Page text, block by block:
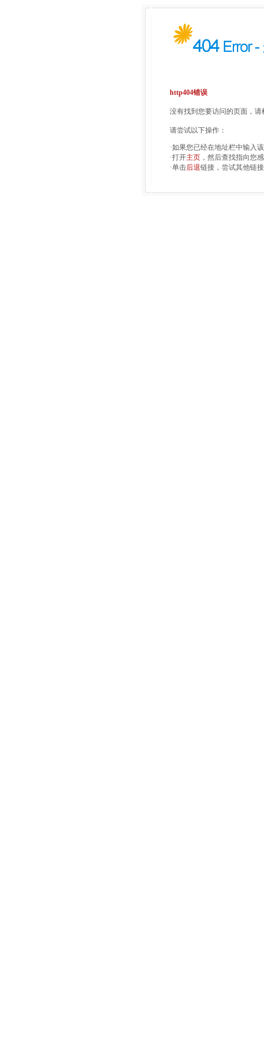
http404错误
没有找到您要访问的页面，
请尝试以下操作：
·如果您已经在地址栏中输入
·打开主页 ，然后查找指向您
·单击后退链接，尝试其他链